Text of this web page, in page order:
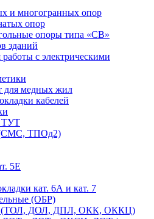
и многогранных опор
опор
опоры типа «СВ»
зданий
с электрическими
для медных жил
кабелей
ТУТ
(СМС, ТПОд2)
5E
кат. 6А и кат. 7
(ОБР)
(ТОЛ, ДОЛ, ДПЛ, ОКК, ОККЦ)